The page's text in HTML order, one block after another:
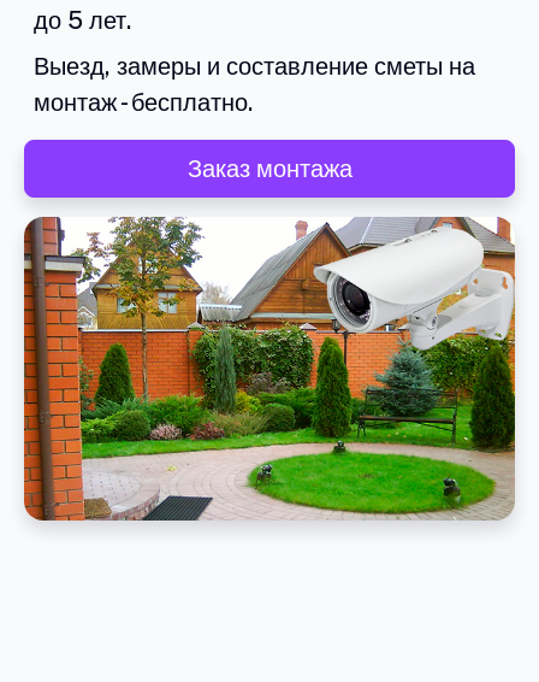
до 5 лет.
Выезд, замеры и составление сметы на
монтаж - бесплатно.
Заказ монтажа